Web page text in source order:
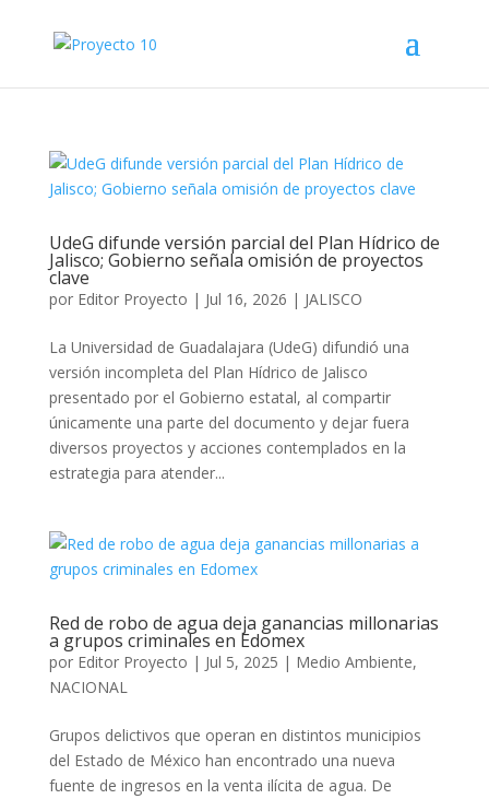
UdeG difunde versión parcial del Plan Hídrico de
Jalisco; Gobierno señala omisión de proyectos
clave
por Editor Proyecto | Jul 16, 2026 | JALISCO
La Universidad de Guadalajara (UdeG) difundió una
versión incompleta del Plan Hídrico de Jalisco
presentado por el Gobierno estatal, al compartir
únicamente una parte del documento y dejar fuera
diversos proyectos y acciones contemplados en la
estrategia para atender...
Red de robo de agua deja ganancias millonarias
a grupos criminales en Edomex
por Editor Proyecto | Jul 5, 2025 | Medio Ambiente,
NACIONAL
Grupos delictivos que operan en distintos municipios
del Estado de México han encontrado una nueva
fuente de ingresos en la venta ilícita de agua. De